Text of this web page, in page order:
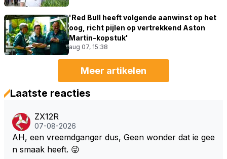
'Red Bull heeft volgende aanwinst op het
oog, richt pijlen op vertrekkend Aston
Martin-kopstuk'
aug 07, 15:38
Meer artikelen
Laatste reacties
ZX12R
07-08-2026
AH, een vreemdganger dus, Geen wonder dat ie gee
n smaak heeft. 😜